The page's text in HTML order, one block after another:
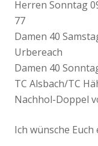
Herren Sonntag
77
Damen 40
Urbereach
Damen 40
TC Alsbach/TC
Nachhol-Doppel
Ich wünsche